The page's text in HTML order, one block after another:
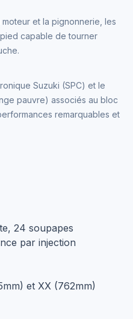
et la pignonnerie, les
capable de tourner
Suzuki (SPC) et le
pauvre) associés au bloc
remarquables et
24 soupapes
par injection
et XX (762mm)